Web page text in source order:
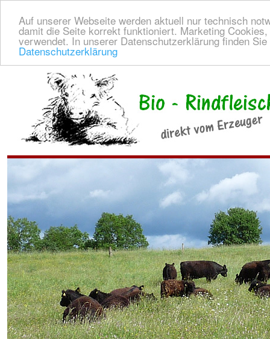
Auf unserer Webseite werden aktuell nur technisch
damit die Seite korrekt funktioniert. Marketing
verwendet. In unserer Datenschutzerklärung finden
Datenschutzerklärung